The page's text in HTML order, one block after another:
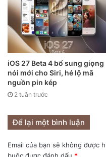
Apple AirTags (hoặc chỉ
có thể gắn lên ví, chìa
Apple.
iOS 27 Beta 4 bổ sung giọng
nói mới cho Siri, hé lộ mã
nguồn pin kép
2 tuần trước
Để lại một bình luận
Email của bạn sẽ không được
buộc được đánh dấu *